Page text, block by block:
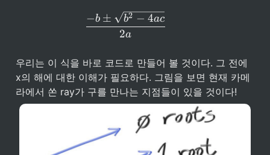
{-b \pm \sqrt{b^2 - 4ac} }
2a
−b ± b2 − 4ac
우리는 이 식을 바로 코드로 만들어 볼 것이다. 그 전에
x의 해에 대한 이해가 필요하다. 그림을 보면 현재 카메
라에서 쏜 ray가 구를 만나는 지점들이 있을 것이다!